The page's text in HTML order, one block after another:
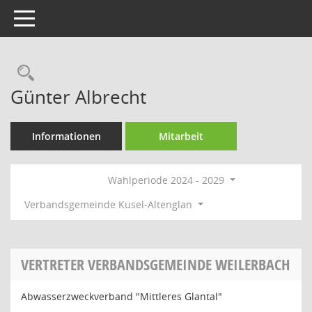
Toggle navigation
Rechercheauswahl
Günter Albrecht
Informationen Mitarbeit
Wahlperiode 2024 - 2029
Verbandsgemeinde Kusel-Altenglan
VERTRETER VERBANDSGEMEINDE WEILERBACH
Abwasserzweckverband "Mittleres Glantal"